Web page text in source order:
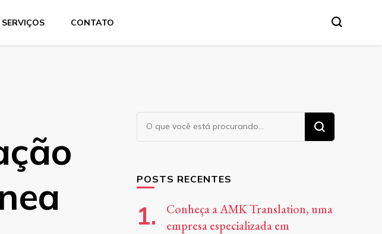
SERVIÇOS CONTATO
Procurando
algo?
POSTS RECENTES
Conheça a AMK Translation, uma
empresa especializada em